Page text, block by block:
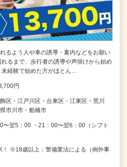
るよう人や車の誘導・案内などをお願い
れるまで、歩行者の誘導や声掛けから始め
未経験で始めた方がほとん…
円
区・江戸川区・台東区・江東区・荒川
市川市・船橋市
〜翌5：00 ・21：00〜翌6：00（シフト
！ ※18歳以上：警備業法による（例外事